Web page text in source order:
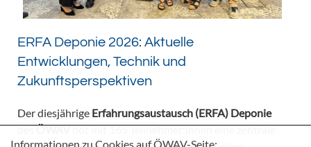
ERFA Deponie 2026: Aktuelle
Entwicklungen, Technik und
Zukunftsperspektiven
Der diesjährige Erfahrungsaustausch (ERFA) Deponie
desÖWAVbot mit 165 Teilnehmer:innen eine zentrale
Informationen zu Cookies auf ÖWAV-Seite: